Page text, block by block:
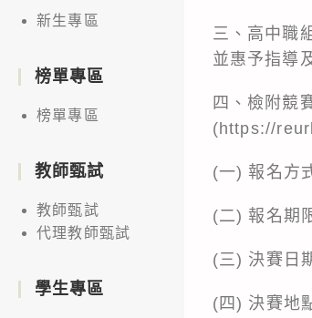
三、高中職
並惠予指導
四、檢附競
(https://
(一) 報名方
(二) 報名期
(三) 決賽日
(四) 決賽地
新生專區
榜單專區
榜單專區
教師甄試
教師甄試
代理教師甄試
學生專區